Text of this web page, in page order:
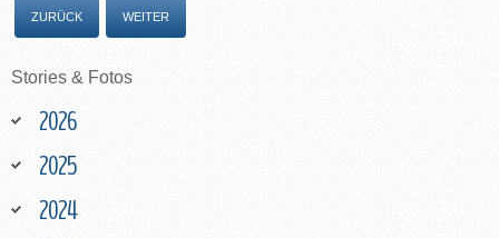
ZURÜCK WEITER
Stories & Fotos
2026
2025
2024